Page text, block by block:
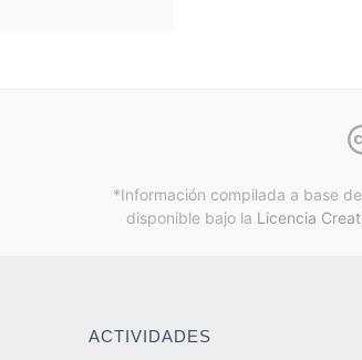
*Información compilada a base
disponible bajo la Licencia
ACTIVIDADES